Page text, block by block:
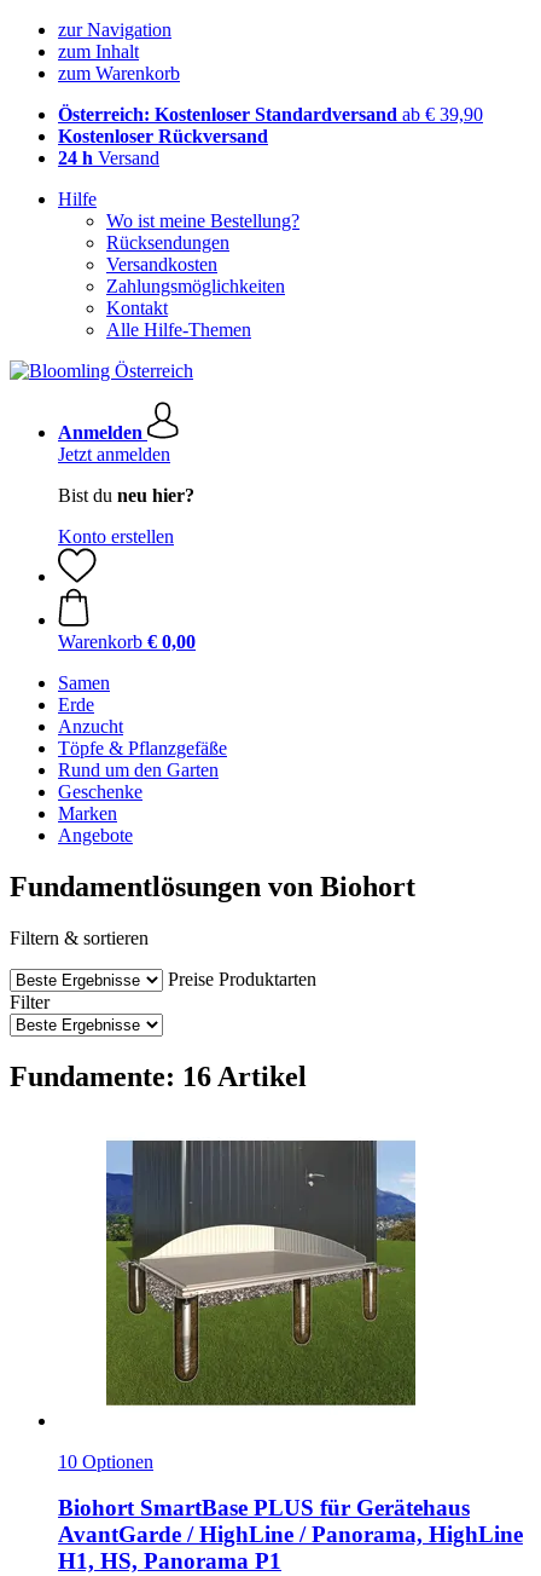
zur Navigation
zum Inhalt
zum Warenkorb
Österreich: Kostenloser Standardversand ab € 39,90
Kostenloser Rückversand
24 h Versand
Hilfe
Wo ist meine Bestellung?
Rücksendungen
Versandkosten
Zahlungsmöglichkeiten
Kontakt
Alle Hilfe-Themen
Anmelden
Jetzt anmelden
Bist du neu hier?
Konto erstellen
Warenkorb € 0,00
Samen
Erde
Anzucht
Töpfe & Pflanzgefäße
Rund um den Garten
Geschenke
Marken
Angebote
Fundamentlösungen von Biohort
Filtern & sortieren
Preise Produktarten
Filter
Fundamente: 16 Artikel
10 Optionen
BiohortSmartBase PLUS für Gerätehaus
AvantGarde / HighLine / Panorama, HighLine
H1, HS, Panorama P1